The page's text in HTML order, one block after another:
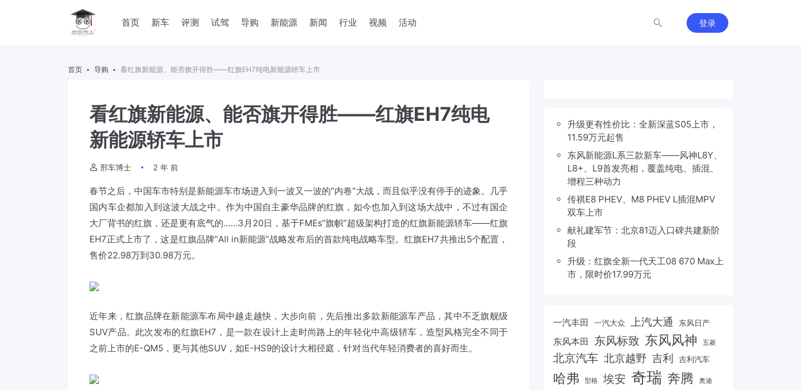
首页 新车 评测 试驾 导购 新能源 新闻 行业 视频 活动 登录
首页 导购 看红旗新能源、能否旗开得胜——红旗EH7纯电新能源轿车上市
看红旗新能源、能否旗开得胜——红旗EH7纯电
新能源轿车上市
邢车博士 2 年 前
春节之后，中国车市特别是新能源车市场进入到一波又一波的“内卷”大战，而且似乎没有停手的迹象。几乎
国内车企都加入到这波大战之中。作为中国自主豪华品牌的红旗，如今也加入到这场大战中，不过有国企
大厂背书的红旗，还是更有底气的......3月20日，基于FMEs“旗帜”超级架构打造的红旗新能源轿车——红旗
EH7正式上市了，这是红旗品牌“All in新能源”战略发布后的首款纯电战略车型。红旗EH7共推出5个配置，
售价22.98万到30.98万元。
近年来，红旗品牌在新能源车布局中越走越快，大步向前，先后推出多款新能源车产品，其中不乏旗舰级
SUV产品。此次发布的红旗EH7，是一款在设计上走时尚路上的年轻化中高级轿车，造型风格完全不同于
之前上市的E-QM5，更与其他SUV，如E-HS9的设计大相径庭，针对当代年轻消费者的喜好而生。
升级更有性价比：全新深蓝S05上市，
11.59万元起售
东风新能源L系三款新车——风神L8Y、
L8+、L9首发亮相，覆盖纯电、插混、
增程三种动力
传祺E8 PHEV、M8 PHEV L插混MPV
双车上市
献礼建军节：北京81迈入口碑共建新阶
段
升级：红旗全新一代天工08 670 Max上
市，限时价17.99万元
一汽丰田 一汽大众 上汽大通 东风日产
东风本田 东风标致 东风风神 五菱
北京汽车 北京越野 吉利 吉利汽车
哈弗 型格 埃安 奇瑞 奔腾 奥迪